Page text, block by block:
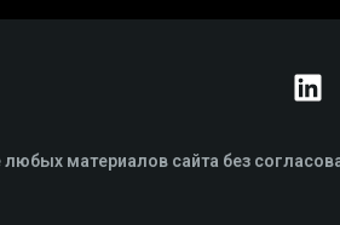
материалов сайта без